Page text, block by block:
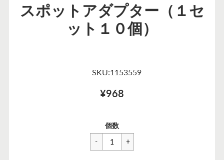
スポットアダプター（１セ
ット１０個）
SKU:1153559
¥968
セ
ー
ル
一
般
価
¥968
個数